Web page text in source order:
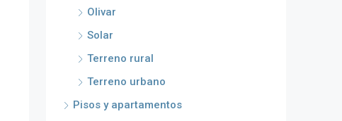
Olivar
Solar
Terreno rural
Terreno urbano
Pisos y apartamentos